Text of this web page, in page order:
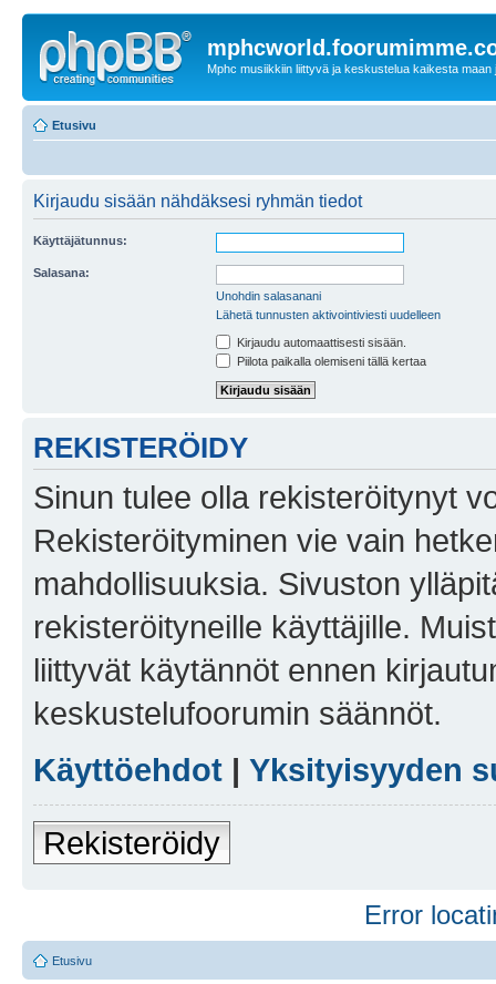
Mphc musiikkiin liittyvä ja keskustelua kaikesta maan
Etusivu
Kirjaudu sisään nähdäksesi ryhmän tiedot
Käyttäjätunnus:
Salasana:
Unohdin salasanani
Lähetä tunnusten aktivointiviesti uudelleen
Kirjaudu automaattisesti sisään.
Piilota paikalla olemiseni tällä kertaa
REKISTERÖIDY
Sinun tulee olla rekisteröitynyt
Rekisteröityminen vie vain
mahdollisuuksia. Sivuston
rekisteröityneille käyttäjille.
liittyvät käytännöt ennen
keskustelufoorumin säännöt.
Käyttöehdot | Yksityisyyden
Rekisteröidy
Error
Etusivu